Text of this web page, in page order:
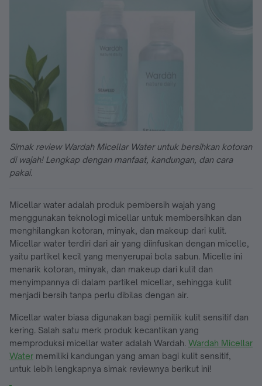
Simak review Wardah Micellar Water untuk bersihkan kotoran
di wajah! Lengkap dengan manfaat, kandungan, dan cara
pakai.
Micellar water adalah produk pembersih wajah yang
menggunakan teknologi micellar untuk membersihkan dan
menghilangkan kotoran, minyak, dan makeup dari kulit.
Micellar water terdiri dari air yang diinfuskan dengan micelle,
yaitu partikel kecil yang menyerupai bola sabun. Micelle ini
menarik kotoran, minyak, dan makeup dari kulit dan
menyimpannya di dalam partikel micellar, sehingga kulit
menjadi bersih tanpa perlu dibilas dengan air.
Micellar water biasa digunakan bagi pemilik kulit sensitif dan
kering. Salah satu merk produk kecantikan yang
memproduksi micellar water adalah Wardah. Wardah Micellar
Water memiliki kandungan yang aman bagi kulit sensitif,
untuk lebih lengkapnya simak reviewnya berikut ini!